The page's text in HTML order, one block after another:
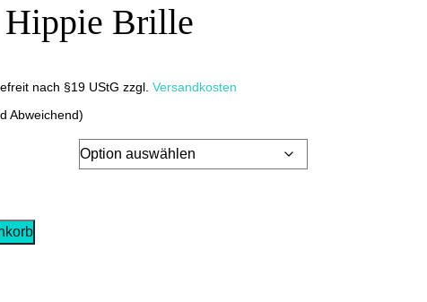
Hippie Brille
nach §19 UStG zzgl. Versandkosten
Abweichend)